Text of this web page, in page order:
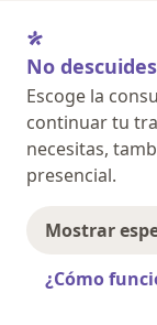
No
Escoge la
continuar tu
necesitas,
presencial.
Mostrar
¿Cómo